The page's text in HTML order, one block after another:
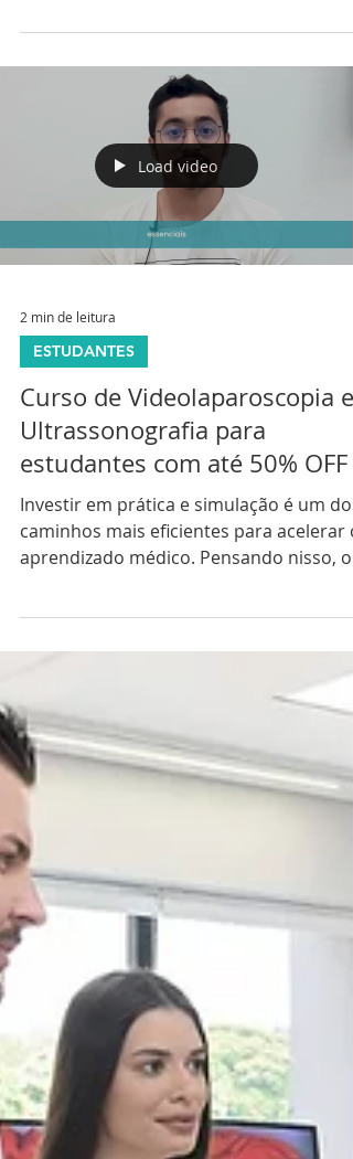
residentes, o período mais aguardado do
rotina intensa, mas também uma
excelente oportunidade para investir em
formação prática , atualizar
conhecimentos e começar o ano com
mais segurança profissional. Pensando
nisso, o Instituto Simutec desenvolveu os
Cursos de Verão . Cursos de Verão para
Estudantes e Residentes Os cursos são
Load video
ESTUDANTES
Curso de Videolaparoscopia e
Ultrassonografia para
estudantes com até 50% OFF
Investir em prática e simulação é um dos
aprendizado médico. Pensando nisso, o
Videolaparoscopia , desenvolvidos para
quem deseja aprimorar habilidades
técnicas, ganhar segurança e se destacar
desde cedo na carreira — com descontos
especiais de até 50% para estudantes e
residentes . Cursos de Verão com até 50%
OFF Os cursos são indicados para
estudantes de medicina e re